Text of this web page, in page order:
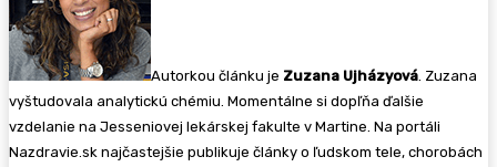
Autorkou článku je Zuzana Ujházyová . Zuzana
vyštudovala analytickú chémiu. Momentálne si dopľňa ďalšie
vzdelanie na Jesseniovej lekárskej fakulte v Martine. Na portáli
Nazdravie.sk najčastejšie publikuje články o ľudskom tele, chorobách